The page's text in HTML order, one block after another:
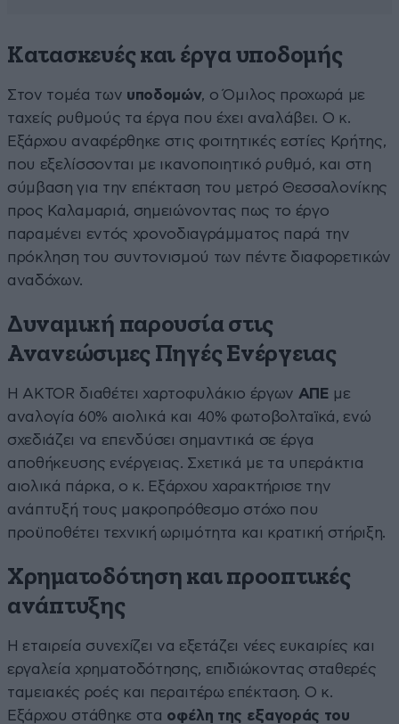
Κατασκευές και έργα υποδομής
Στον τομέα των υποδομών, ο Όμιλος προχωρά με
ταχείς ρυθμούς τα έργα που έχει αναλάβει. Ο κ.
Εξάρχου αναφέρθηκε στις φοιτητικές εστίες Κρήτης,
που εξελίσσονται με ικανοποιητικό ρυθμό, και στη
σύμβαση για την επέκταση του μετρό Θεσσαλονίκης
προς Καλαμαριά, σημειώνοντας πως το έργο
παραμένει εντός χρονοδιαγράμματος παρά την
πρόκληση του συντονισμού των πέντε διαφορετικών
αναδόχων.
Δυναμική παρουσία στις
Ανανεώσιμες Πηγές Ενέργειας
Η AKTOR διαθέτει χαρτοφυλάκιο έργων ΑΠΕ με
αναλογία 60% αιολικά και 40% φωτοβολταϊκά, ενώ
σχεδιάζει να επενδύσει σημαντικά σε έργα
αποθήκευσης ενέργειας. Σχετικά με τα υπεράκτια
αιολικά πάρκα, ο κ. Εξάρχου χαρακτήρισε την
ανάπτυξή τους μακροπρόθεσμο στόχο που
προϋποθέτει τεχνική ωριμότητα και κρατική στήριξη.
Χρηματοδότηση και προοπτικές
ανάπτυξης
Η εταιρεία συνεχίζει να εξετάζει νέες ευκαιρίες και
εργαλεία χρηματοδότησης, επιδιώκοντας σταθερές
ταμειακές ροές και περαιτέρω επέκταση. Ο κ.
Εξάρχου στάθηκε στα οφέλη της εξαγοράς του